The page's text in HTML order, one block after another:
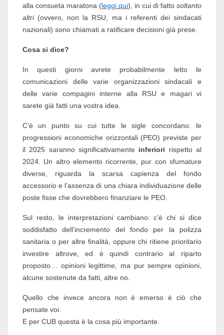
alla consueta maratona (leggi qui), in cui di fatto soltanto
altri(ovvero, non la RSU, ma i referenti dei sindacati
nazionali) sono chiamati a ratificare decisioni già prese.
Cosa si dice?
In questi giorni avrete probabilmente letto le
comunicazioni delle varie organizzazioni sindacali e
delle varie compagini interne alla RSU e magari vi
sarete già fatti una vostra idea.
C’è un punto su cui tutte le sigle concordano: le
progressioni economiche orizzontali (PEO) previste per
il 2025 saranno significativamente inferiori rispetto al
2024. Un altro elemento ricorrente, pur con sfumature
diverse, riguarda la scarsa capienza del fondo
accessorio e l’assenza di una chiara individuazione delle
poste fisse che dovrebbero finanziare le PEO.
Sul resto, le interpretazioni cambiano: c’è chi si dice
soddisfatto dell’incremento del fondo per la polizza
sanitaria o per altre finalità, oppure chi ritiene prioritario
investire altrove, ed è quindi contrario al riparto
proposto… opinioni legittime, ma pur sempre opinioni,
alcune sostenute da fatti, altre no.
Quello che invece ancora non è emerso è ciò che
pensate voi.
E per CUB questa è la cosa più importante.